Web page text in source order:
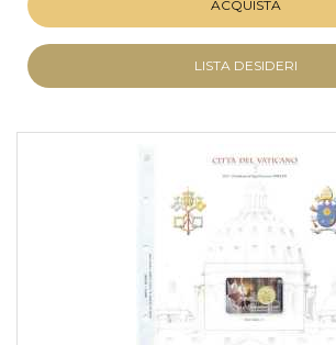
ACQUISTA
LISTA DESIDERI